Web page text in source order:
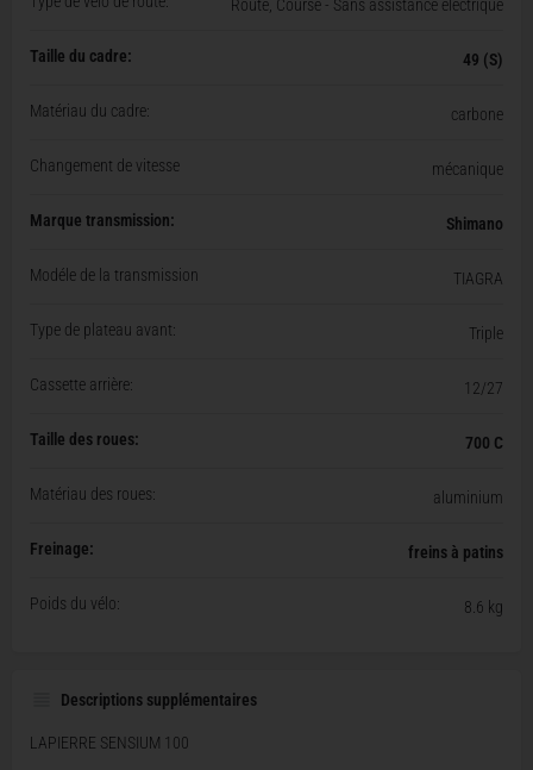
Route, Course - Sans assistance électrique
Taille du cadre: 49 (S)
Matériau du cadre: carbone
Changement de vitesse mécanique
Marque transmission: Shimano
Modéle de la transmission TIAGRA
Type de plateau avant: Triple
Cassette arrière: 12/27
Taille des roues: 700 C
Matériau des roues: aluminium
Freinage: freins à patins
Poids du vélo: 8.6 kg
Descriptions supplémentaires
LAPIERRE SENSIUM 100